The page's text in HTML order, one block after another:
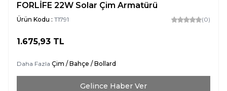
FORLİFE 22W Solar Çim Armatürü
Ürün Kodu : T1791 (0)
1.675,93 TL
Daha Fazla Çim / Bahçe / Bollard
Gelince Haber Ver